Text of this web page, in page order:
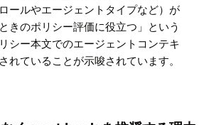
ールやエージェントタイプなど）が
きのポリシー評価に役立つ」という
シー本文でのエージェントコンテキ
れていることが示唆されています。